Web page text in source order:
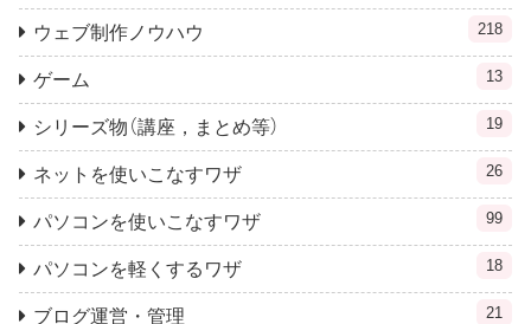
ウェブ制作ノウハウ 218
ゲーム 13
シリーズ物（講座，まとめ等） 19
ネットを使いこなすワザ 26
パソコンを使いこなすワザ 99
パソコンを軽くするワザ 18
ブログ運営・管理 21